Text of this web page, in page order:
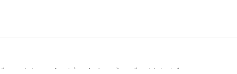
173, đường Xuân Thủy, Phường Cầu Giấy, Thành phố